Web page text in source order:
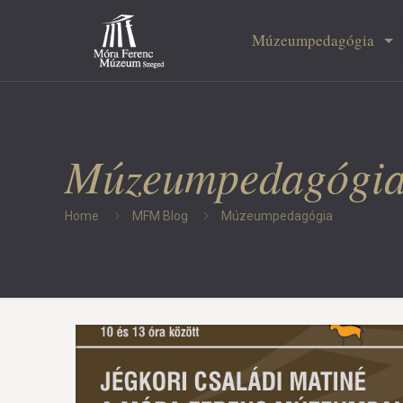
Múzeumpedagógia
Home MFM Blog Múzeumpedagógia